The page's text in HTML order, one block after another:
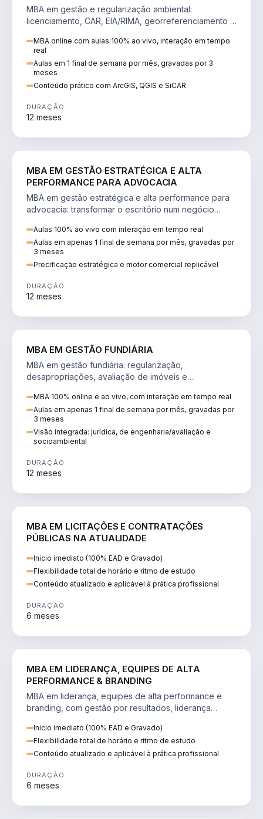
MBA em gestão e regularização ambiental:
licenciamento, CAR, EIA/RIMA, georreferenciamento e
MBA online com aulas 100% ao vivo, interação em tempo
real
Aulas em 1 final de semana por mês, gravadas por 3
meses
Conteúdo prático com ArcGIS, QGIS e SiCAR
DURAÇÃO
12 meses
MBA EM GESTÃO ESTRATÉGICA E ALTA
PERFORMANCE PARA ADVOCACIA
MBA em gestão estratégica e alta performance para
advocacia: transformar o escritório num negócio
Aulas 100% ao vivo com interação em tempo real
Aulas em apenas 1 final de semana por mês, gravadas por
3 meses
Precificação estratégica e motor comercial replicável
DURAÇÃO
12 meses
MBA EM GESTÃO FUNDIÁRIA
MBA em gestão fundiária: regularização,
desapropriações, avaliação de imóveis e
MBA 100% online e ao vivo, com interação em tempo real
Aulas em apenas 1 final de semana por mês, gravadas por
3 meses
Visão integrada: jurídica, de engenharia/avaliação e
socioambiental
DURAÇÃO
12 meses
MBA EM LICITAÇÕES E CONTRATAÇÕES
PÚBLICAS NA ATUALIDADE
Inicio imediato (100% EAD e Gravado)
Flexibilidade total de horário e ritmo de estudo
Conteúdo atualizado e aplicável à prática profissional
DURAÇÃO
6 meses
MBA EM LIDERANÇA, EQUIPES DE ALTA
PERFORMANCE & BRANDING
MBA em liderança, equipes de alta performance e
branding, com gestão por resultados, liderança
Inicio imediato (100% EAD e Gravado)
Flexibilidade total de horário e ritmo de estudo
Conteúdo atualizado e aplicável à prática profissional
DURAÇÃO
6 meses